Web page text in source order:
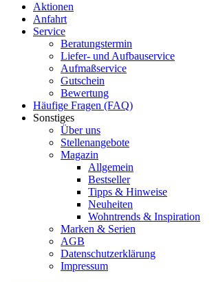
Aktionen
Anfahrt
Service
Beratungstermin
Liefer- und Aufbauservice
Aufmaßservice
Gutschein
Bewertung
Häufige Fragen (FAQ)
Sonstiges
Über uns
Stellenangebote
Magazin
Allgemein
Bestseller
Tipps & Hinweise
Neuheiten
Wohntrends & Inspiration
Marken & Serien
AGB
Datenschutzerklärung
Impressum